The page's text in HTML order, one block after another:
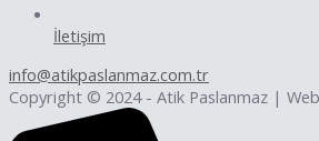
İletişim
info@atikpaslanmaz.com.tr
Copyright © 2024 - Atik Paslanmaz | Web